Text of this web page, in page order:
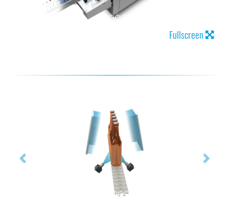
Fullscreen